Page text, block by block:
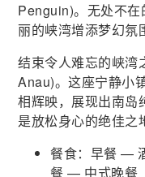
Penguin)。无处不
丽的峡湾增添梦幻氛
结束令人难忘的峡湾
Anau)。这座宁静小
相辉映，展现出南岛
是放松身心的绝佳之
餐食：早餐 —
餐 — 中式晚餐